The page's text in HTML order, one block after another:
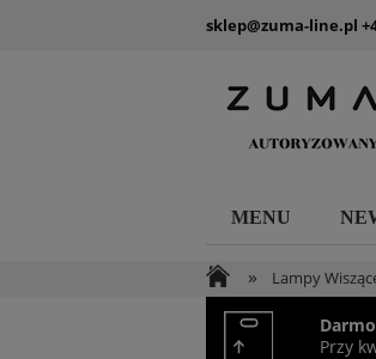
sklep@zuma-line.pl
MENU
» Lampy
Przy